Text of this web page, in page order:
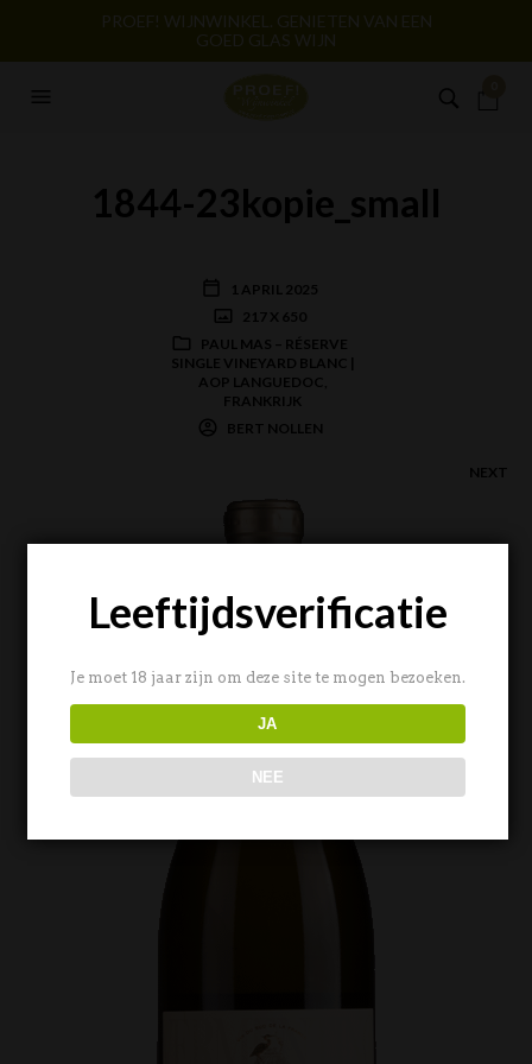
PROEF! WIJNWINKEL. GENIETEN VAN EEN
GOED GLAS WIJN
1844-23kopie_small
1 APRIL 2025
217 X 650
PAUL MAS – RÉSERVE
SINGLE VINEYARD BLANC |
AOP LANGUEDOC,
FRANKRIJK
BERT NOLLEN
NEXT
Leeftijdsverificatie
Je moet 18 jaar zijn om deze site te mogen bezoeken.
JA
NEE